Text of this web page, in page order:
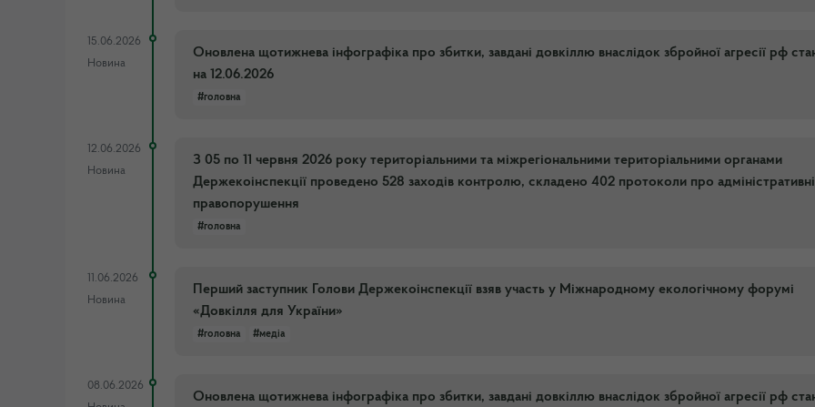
15.06.2026
Новина
Оновлена щотижнева інфографіка про збитки, завдані довкіллю внаслідок збройної агресії рф
на 12.06.2026
#головна
12.06.2026
Новина
З 05 по 11 червня 2026 року територіальними та міжрегіональними територіальними органами
Держекоінспекції проведено 528 заходів контролю, складено 402 протоколи про адміністративні
правопорушення
#головна
11.06.2026
Новина
Перший заступник Голови Держекоінспекції взяв участь у Міжнародному екологічному форумі
«Довкілля для України»
#головна #медіа
08.06.2026
Оновлена щотижнева інфографіка про збитки, завдані довкіллю внаслідок збройної агресії рф